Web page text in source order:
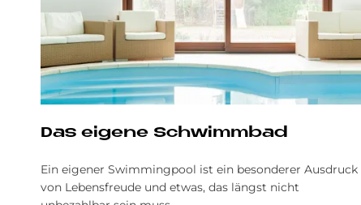
Das ei­ge­ne Schwimm­bad
Ein eigener Swimmingpool ist ein besonderer Ausdruck
von Lebensfreude und etwas, das längst nicht